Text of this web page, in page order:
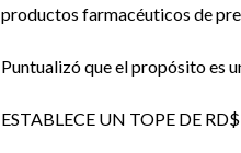
productos farmacéuticos de
Puntualizó que el propósito es
ESTABLECE UN TOPE DE